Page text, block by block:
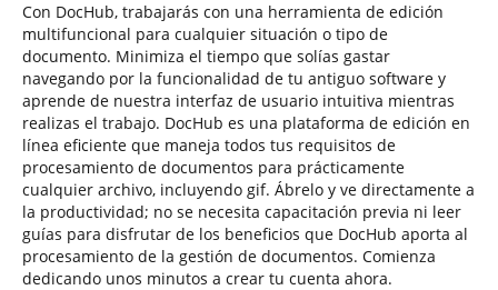
Con DocHub, trabajarás con una herramienta de edición
multifuncional para cualquier situación o tipo de
documento. Minimiza el tiempo que solías gastar
navegando por la funcionalidad de tu antiguo software y
aprende de nuestra interfaz de usuario intuitiva mientras
realizas el trabajo. DocHub es una plataforma de edición en
línea eficiente que maneja todos tus requisitos de
procesamiento de documentos para prácticamente
cualquier archivo, incluyendo gif. Ábrelo y ve directamente a
la productividad; no se necesita capacitación previa ni leer
guías para disfrutar de los beneficios que DocHub aporta al
procesamiento de la gestión de documentos. Comienza
dedicando unos minutos a crear tu cuenta ahora.